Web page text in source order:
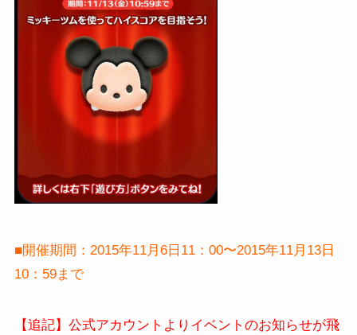
■開催期間：2015年11月6日11：00〜2015年11月13日
10：59まで
【追記】公式アカウントよりイベントのお知らせが飛